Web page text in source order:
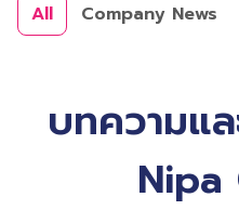
All Company News
บทความแล
Nipa